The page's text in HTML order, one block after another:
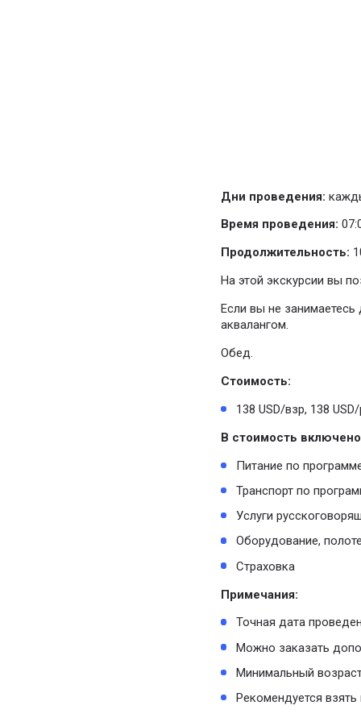
Дни проведения:
Время проведения:
Продолжительность:
На этой экскурсии вы
Если вы не занимаетесь
аквалангом.
Обед.
Стоимость:
138 USD/взр, 138
В стоимость
Питание по
Транспорт по
Услуги
Оборудование,
Страховка
Примечания:
Точная дата
Можно заказать
Минимальный
Рекомендуется взять